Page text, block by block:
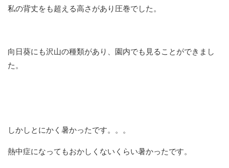
私の背丈をも超える高さがあり圧巻でした。
向日葵にも沢山の種類があり、園内でも見ることができまし
た。
しかしとにかく暑かったです。。。
熱中症になってもおかしくないくらい暑かったです。